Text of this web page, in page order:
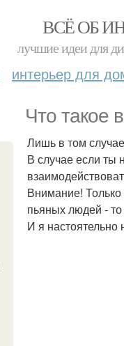
ВСЁ ОБ
лучшие идеи для
интерьер для
Что такое
Лишь в том
В случае если ты
Внимание!
пьяных людей -
И я настоятельно